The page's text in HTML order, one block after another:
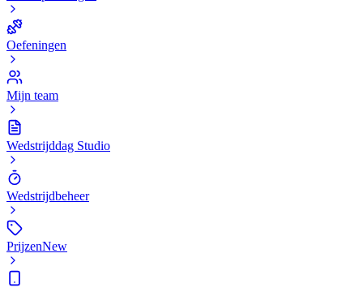
Oefeningen
Mijn team
Wedstrijddag Studio
Wedstrijdbeheer
PrijzenNew